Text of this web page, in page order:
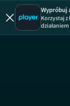
Wypróbuj
Korzystaj z
działaniem